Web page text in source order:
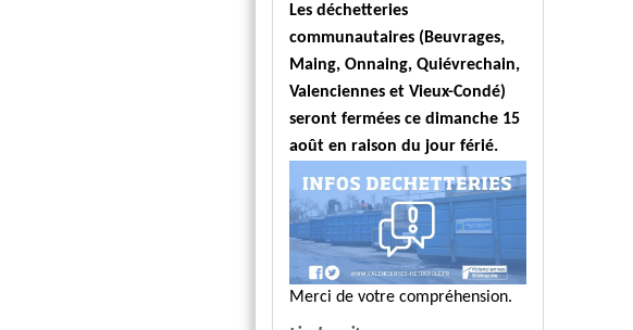
Les déchetteries
communautaires (Beuvrages,
Maing, Onnaing, Quiévrechain,
Valenciennes et Vieux-Condé)
seront fermées ce dimanche 15
août en raison du jour férié.
Merci de votre compréhension.